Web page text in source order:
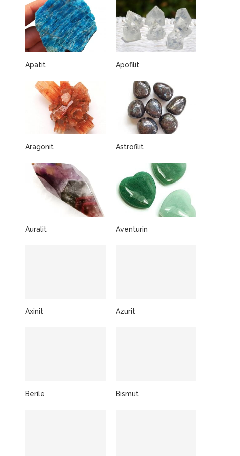
Apatit Apofilit
Aragonit Astrofilit
Auralit Aventurin
Axinit Azurit
Berile Bismut